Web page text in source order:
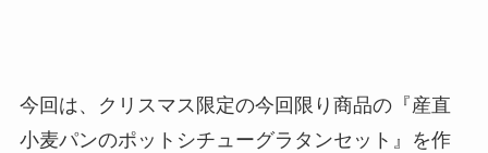
今回は、クリスマス限定の今回限り商品の『産直
小麦パンのポットシチューグラタンセット』を作